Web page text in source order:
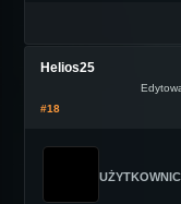
Helios25
#18